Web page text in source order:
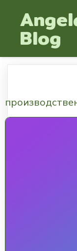
Blog